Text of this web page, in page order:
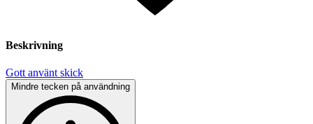
Beskrivning
Gott använt skick
Mindre tecken på användning